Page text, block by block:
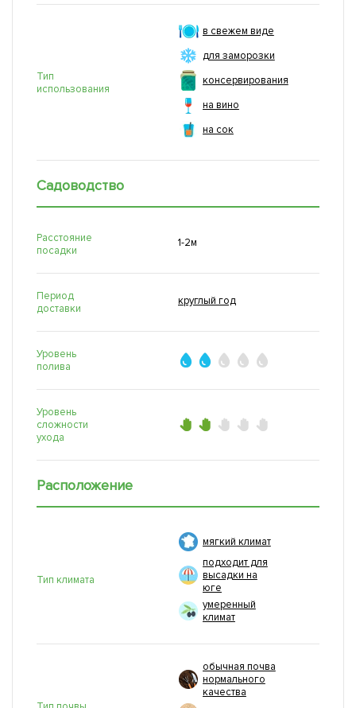
Тип
использования
в свежем виде
для заморозки
консервирования
на вино
на сок
Садоводство
Расстояние
посадки
1-2м
Период
доставки
круглый год
Уровень
полива
Уровень
сложности
ухода
Расположение
Тип климата
мягкий климат
подходит для
высадки на
юге
умеренный
климат
обычная почва
нормального
качества